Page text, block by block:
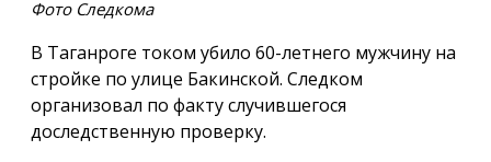
Фото Следкома
В Таганроге током убило 60-летнего мужчину на
стройке по улице Бакинской. Следком
организовал по факту случившегося
доследственную проверку.